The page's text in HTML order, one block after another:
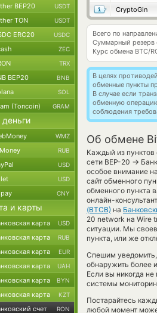
CryptoGin
Всего по
Суммарный резерв
Курс обмена BTC/
В целях
обменные пункты
В случае если
обменную
соблюдения
Об обмене
Каждый из пунктов
сети BEP-20 →
особое внимание
сайт обменного
обменного пункта
онлайн-
(BTCB) на
20 network на Wire
ситуации. Мы
пункта, или же
Спешим
обнаружить более
Если вы никогда
системы
Постарайтесь
любой момент
BEP20 USDT
TON USDT
ERC20 USDC
ZEC
TRX
BEP20 BNB
SOL
(Toncoin) GRAM
WMZ
RUB
USD
USD
CNY
и карты
карта USD
карта RUB
карта EUR
карта UAH
карта BYN
карта KZT
счет RON